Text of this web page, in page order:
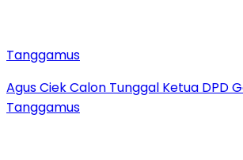
Tanggamus
Agus Ciek Calon Tunggal Ketua DPD
Tanggamus